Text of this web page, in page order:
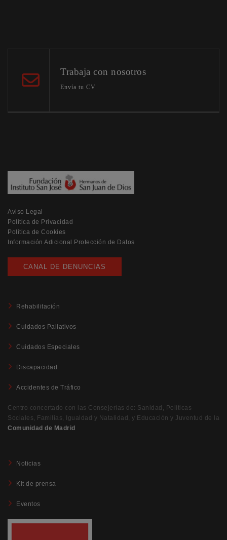
Trabaja con nosotros
Envía tu CV
Aviso Legal
Política de Privacidad
Política de Cookies
Información Adicional Protección de Datos
CANAL DE DENUNCIAS
Rehabilitación
Cuidados Paliativos
Cuidados Especiales
Discapacidad
Accidentes de Tráfico
Centro concertado con las Consejerías de: Sanidad, Políticas
Sociales, Familias, Igualdad y Natalidad, y Educación y Juventud de la
Comunidad de Madrid
Noticias
Kit de prensa
Eventos